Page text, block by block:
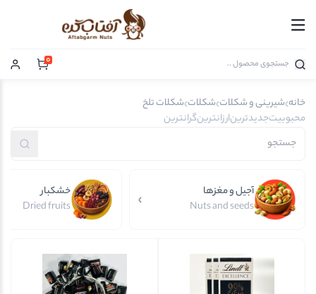
0
خانه شیرینی و شکلات شکلات شکلات تلخ
محبوبیتجدیدترینارزانترینگرانترین
آجیل و مغزها
Nuts and seeds
خشکبار
Dried fruits